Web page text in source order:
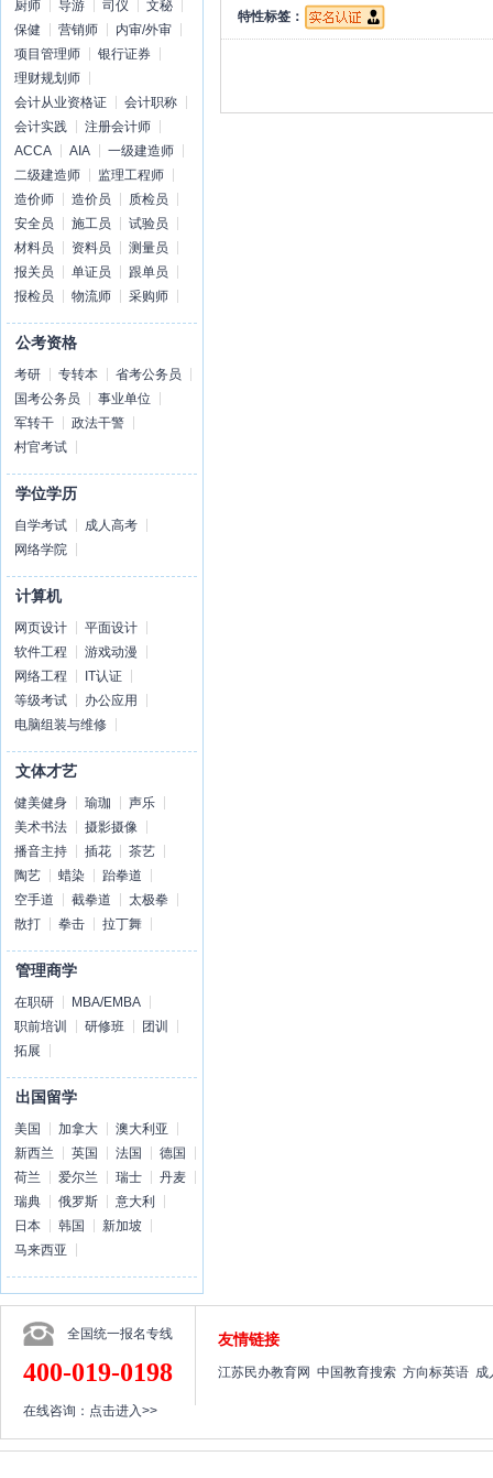
厨师
导游 司仪
文秘
保健
营销师
内审/外审
项目管理师
银行证券
理财规划师
会计从业资格证
会计职称
会计实践
注册会计师
ACCA
AIA
一级建造师
二级建造师
监理工程师
造价师
造价员
质检员
安全员
施工员
试验员
材料员
资料员
测量员
报关员
单证员
跟单员
报检员
物流师 采购师
公考资格
考研 专转本
省考公务员
国考公务员
事业单位
军转干
政法干警
村官考试
学位学历
自学考试
成人高考
网络学院
计算机
网页设计
平面设计
软件工程
游戏动漫
网络工程
IT认证
等级考试
办公应用
电脑组装与维修
文体才艺
健美健身 瑜珈
声乐
美术书法
摄影摄像
播音主持
插花
茶艺
陶艺
蜡染
跆拳道
空手道
截拳道
太极拳
散打
拳击 拉丁舞
管理商学
在职研
MBA/EMBA
职前培训
研修班
团训
拓展
出国留学
美国 加拿大
澳大利亚
新西兰
英国 法国
德国
荷兰
爱尔兰 瑞士
丹麦
瑞典
俄罗斯
意大利
日本
韩国
新加坡
马来西亚
特性标签：
全国统一报名专线
400-019-0198
在线咨询： 点击进入>>
友情链接
江苏民办教育网 中国教育搜索 方向标英语 成